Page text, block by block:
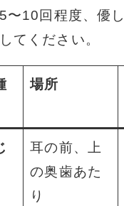
〜10回程度、優
てください。
場所
耳の前、上
の奥歯あた
り